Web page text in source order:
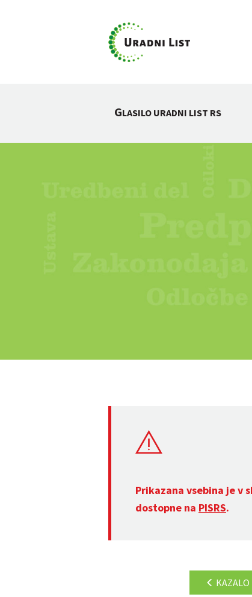
GLASILO URADNI LIST RS
Prikazana vsebina je v
dostopne na PISRS.
KAZALO